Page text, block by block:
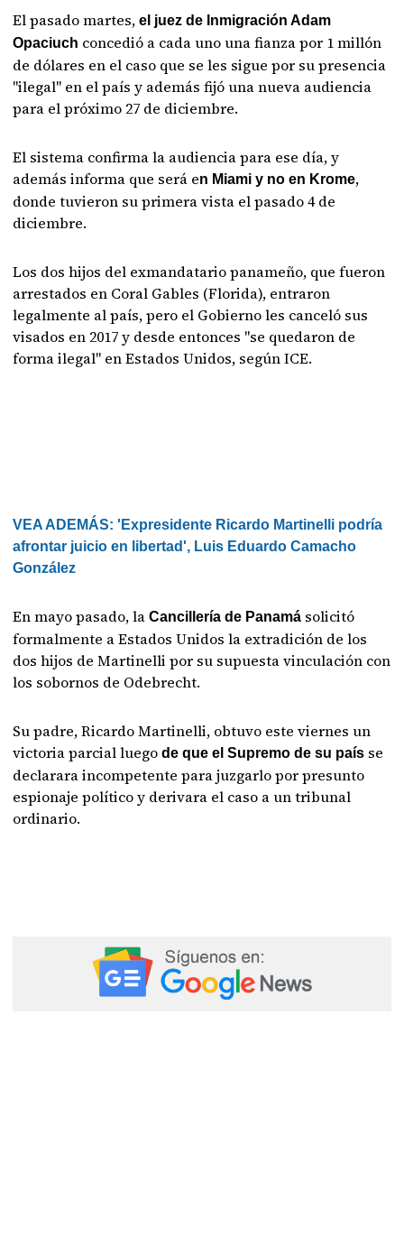
El pasado martes,el juez de Inmigración Adam
Opaciuch concedió a cada uno una fianza por 1 millón
de dólares en el caso que se les sigue por su presencia
"ilegal" en el país y además fijó una nueva audiencia
para el próximo 27 de diciembre.
El sistema confirma la audiencia para ese día, y
además informa que será en Miami y no en Krome,
donde tuvieron su primera vista el pasado 4 de
diciembre.
Los dos hijos del exmandatario panameño, que fueron
arrestados en Coral Gables (Florida), entraron
legalmente al país, pero el Gobierno les canceló sus
visados en 2017 y desde entonces "se quedaron de
forma ilegal" en Estados Unidos, según ICE.
VEA ADEMÁS: 'Expresidente Ricardo Martinelli podría
afrontar juicio en libertad', Luis Eduardo Camacho
González
En mayo pasado, laCancillería de Panamá solicitó
formalmente a Estados Unidos la extradición de los
dos hijos de Martinelli por su supuesta vinculación con
los sobornos de Odebrecht.
Su padre, Ricardo Martinelli, obtuvo este viernes un
victoria parcial luegode que el Supremo de su país se
declarara incompetente para juzgarlo por presunto
espionaje político y derivara el caso a un tribunal
ordinario.